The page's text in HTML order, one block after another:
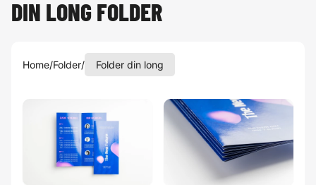
DIN LONG FOLDER
Home/Folder/ Folder din long